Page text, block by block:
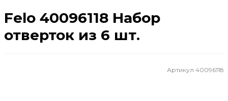
Felo 40096118 Набор
отверток из 6 шт.
Артикул 40096118